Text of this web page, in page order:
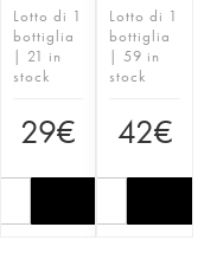
Lotto di 1
bottiglia
| 21 in
stock
29€
Lotto di 1
bottiglia
| 59 in
stock
42€